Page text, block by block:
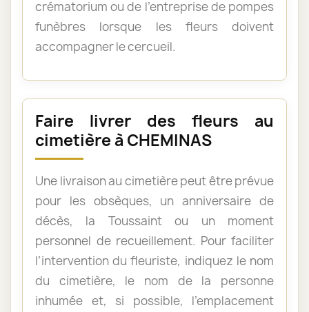
crématorium ou de l’entreprise de pompes
funèbres lorsque les fleurs doivent
accompagner le cercueil.
Faire livrer des fleurs au
cimetière à CHEMINAS
Une livraison au cimetière peut être prévue
pour les obsèques, un anniversaire de
décès, la Toussaint ou un moment
personnel de recueillement. Pour faciliter
l’intervention du fleuriste, indiquez le nom
du cimetière, le nom de la personne
inhumée et, si possible, l’emplacement